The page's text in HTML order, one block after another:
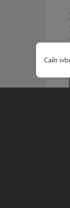
Сайт